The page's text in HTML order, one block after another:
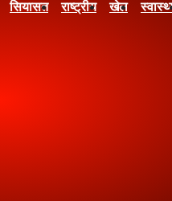
सियासत राष्ट्रीय खेल